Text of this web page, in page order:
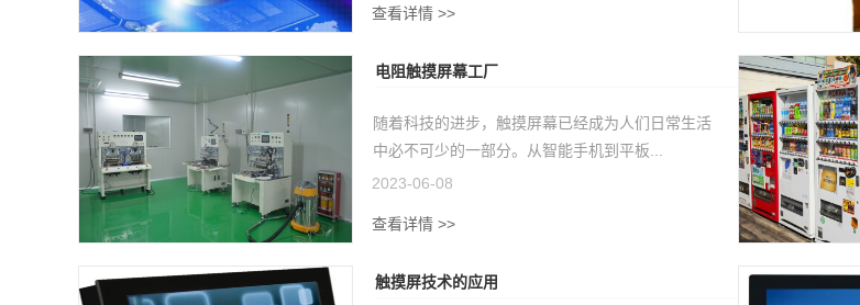
查看详情 >>
电阻触摸屏幕工厂
随着科技的进步，触摸屏幕已经成为人们日常生活
中必不可少的一部分。从智能手机到平板...
2023-06-08
查看详情 >>
触摸屏技术的应用